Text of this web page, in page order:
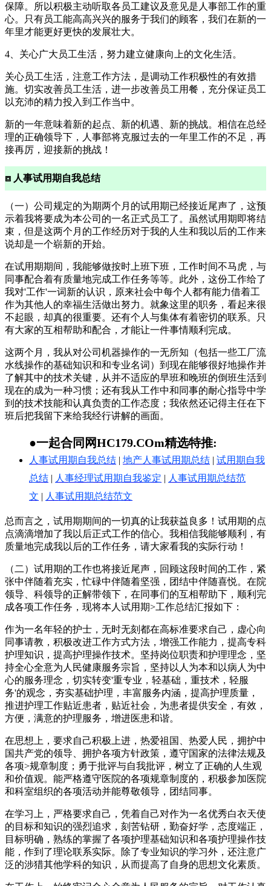
保障。所以积极主动听取各员工建议及意见是人事部工作的重
心。只有员工能高高兴兴的服务于我们的顾客，我们在新的一
年里才能更好更快的发展壮大。
4、关心广大员工生活，努力建立健康向上的文化生活。
关心员工生活，注意工作方法，是调动工作积极性的有效措
施。切实改善员工生活，进一步改善员工用餐，充分保证员工
以充沛的精力投入到工作当中。
新的一年意味着新的起点、新的机遇、新的挑战。相信在总经
理的正确领导下，人事部将克服过去的一年里工作的不足，再
接再厉，迎接新的挑战！
⧈ 人事试用期自我总结
（一）公司规定的为期两个月的试用期已经接近尾声了，这预
示着我将要成为本公司的一名正式员工了。虽然试用期即将结
束，但是这两个月的工作经历对于我的人生和我以后的工作来
说却是一个崭新的开始。
在试用期期间，我能够做按时上班下班，工作时间不马虎，与
同事配合着有质量地完成工作任务等等。此外，这份工作给了
我对'工作'一词新的认识，原来社会中每个人都有能力借着工
作为其他人的幸福生活做出努力。就象这里的职务，看起来很
不起眼，却真的很重要。还有个人与集体有着密切的联系。只
有大家的互相帮助和配合，才能让一件事情顺利完成。
这两个月，我从对公司机器操作的一无所知（包括一些工厂流
水线操作的基础知识和和专业名词）到现在能够很好地操作并
了解其中的技术关键，从并不适应的早班和晚班的倒班生活到
现在的成为一种习惯；还有我从工作中和同事的耐心指导中学
到的技术技能和认真负责的工作态度；我依然还记得主任在下
班后把我留下来给我经行讲解的画面。
●一起合同网HC179.COm精选特推:
人事试用期自我总结 | 地产人事试用期总结 | 试用期自我
总结 | 人事经理试用期自我鉴定 | 人事试用期总结范
文 | 人事试用期总结范文
总而言之，试用期期间的一切真的让我获益良多！试用期的点
点滴滴增加了我以后正式工作的信心。我相信我能够顺利，有
质量地完成我以后的工作任务，请大家看我的实际行动！
（二）试用期的工作也将接近尾声，回顾这段时间的工作，紧
张中伴随着充实，忙碌中伴随着坚强，团结中伴随喜悦。在院
领导、科领导的正解带领下，在同事们的互相帮助下，顺利完
成各项工作任务，现将本人试用期>工作总结汇报如下：
作为一名年轻的护士，无时无刻都在高标准要求自己，虚心向
同事请教，积极改进工作方式方法，增强工作能力，提高专科
护理知识，提高护理操作技术。坚持岗位职责和护理理念，坚
持全心全意为人民健康服务宗旨，坚持以人为本和以病人为中
心的服务理念，切实转变'重专业，轻基础，重技术，轻服
务'的观念，夯实基础护理，丰富服务内涵，提高护理质量，
推进护理工作贴近患者，贴近社会，为患者提供安全，有效，
方便，满意的护理服务，增进医患和谐。
在思想上，要求自己积极上进，热爱祖国、热爱人民，拥护中
国共产党的领导、拥护各项方针政策，遵守国家的法律法规及
各项>规章制度；勇于批评与自我批评，树立了正确的人生观
和价值观。能严格遵守医院的各项规章制度的，积极参加医院
和科室组织的各项活动并能尊敬领导，团结同事。
在学习上，严格要求自己，凭着自己对作为一名优秀白衣天使
的目标和知识的强烈追求，刻苦钻研，勤奋好学，态度端正，
目标明确，熟练的掌握了各项护理基础知识和各项护理操作技
能，作到了理论联系实际。除了专业知识的学习外，还注意广
泛的涉猎其他学科的知识，从而提高了自身的思想文化素质。